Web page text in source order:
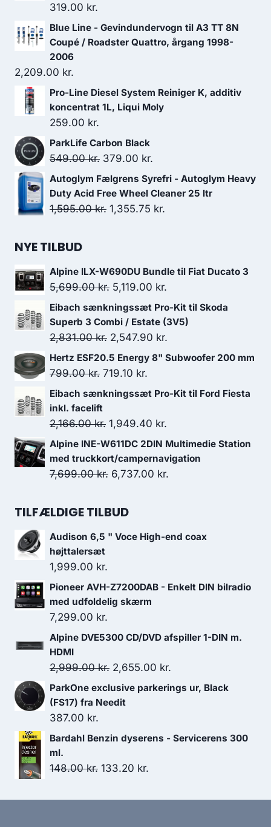
319.00 kr.
Blue Line - Gevindundervogn til A3 TT 8N
Coupé / Roadster Quattro, årgang 1998-
2006
2,209.00 kr.
Pro-Line Diesel System Reiniger K, additiv
koncentrat 1L, Liqui Moly
259.00 kr.
ParkLife Carbon Black
549.00kr. Den
oprindelige
pris
var:
379.00 kr.
aktuelle
pris
er:
Autoglym Fælgrens Syrefri - Autoglym Heavy
Duty Acid Free Wheel Cleaner 25 ltr
1,595.00kr. Den
1,595.00 kr..
1,355.75 kr.
1,355.75 kr..
NYE TILBUD
Alpine ILX-W690DU Bundle til Fiat Ducato 3
5,699.00kr. Den
oprindelige
pris
var:
5,699.00 kr..
5,119.00 kr.
aktuelle
pris
5,119.00 kr..
Eibach sænkningssæt Pro-Kit til Skoda
Superb 3 Combi / Estate (3V5)
2,831.00kr. Den
oprindelige
pris
2,831.00 kr..
2,547.90 kr.
aktuelle
Hertz ESF20.5 Energy 8" Subwoofer 200 mm
799.00kr. Den
oprindelige
pris
var:
799.00 kr..
719.10 kr.
aktuelle
er:
719.10 kr..
Eibach sænkningssæt Pro-Kit til Ford Fiesta
inkl. facelift
2,166.00kr. Den
oprindelige
pris
var:
1,949.40 kr.
aktuelle
pris
Alpine INE-W611DC 2DIN Multimedie Station
med truckkort/campernavigation
7,699.00kr. Den
pris
7,699.00 kr..
6,737.00 kr.
6,737.00 kr..
TILFÆLDIGE TILBUD
Audison 6,5 " Voce High-end coax
højttalersæt
1,999.00 kr.
Pioneer AVH-Z7200DAB - Enkelt DIN bilradio
med udfoldelig skærm
7,299.00 kr.
Alpine DVE5300 CD/DVD afspiller 1-DIN m.
HDMI
2,999.00kr. Den
oprindelige
pris
2,999.00 kr..
2,655.00 kr.
aktuelle
2,655.00 kr..
ParkOne exclusive parkerings ur, Black
(FS17) fra Needit
387.00 kr.
Bardahl Benzin dyserens - Servicerens 300
ml.
148.00kr. Den
pris
133.20 kr.
pris